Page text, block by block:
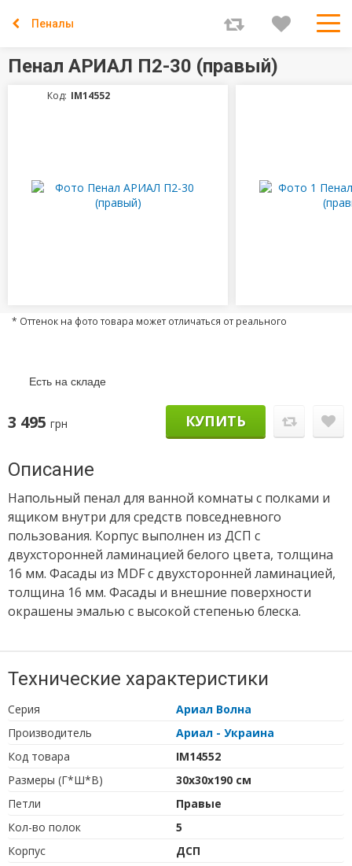
Пеналы
Пенал АРИАЛ П2-30 (правый)
Код: IM14552
* Оттенок на фото товара может отличаться от реального
Есть на складе
3 495 грн КУПИТЬ
Описание
Напольный пенал для ванной комнаты с полками и
ящиком внутри для средств повседневного
пользования. Корпус выполнен из ДСП с
двухсторонней ламинацией белого цвета, толщина
16 мм. Фасады из MDF с двухсторонней ламинацией,
толщина 16 мм. Фасады и внешние поверхности
окрашены эмалью с высокой степенью блеска.
Технические характеристики
Серия
Ариал Волна
Производитель
Ариал - Украина
Код товара
IM14552
Размеры (Г*Ш*В)
30х30х190 см
Петли
Правые
Кол-во полок
5
Корпус
ДСП